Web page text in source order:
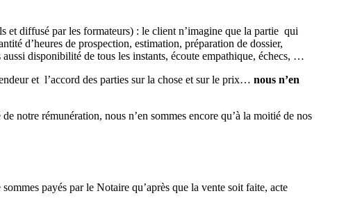
et diffusé par les formateurs) : le client n’imagine que la partie qui
d’heures de prospection, estimation, préparation de dossier,
disponibilité de tous les instants, écoute empathique, échecs, …
et l’accord des parties sur la chose et sur le prix… nous n’en
notre rémunération, nous n’en sommes encore qu’à la moitié de nos
payés par le Notaire qu’après que la vente soit faite, acte